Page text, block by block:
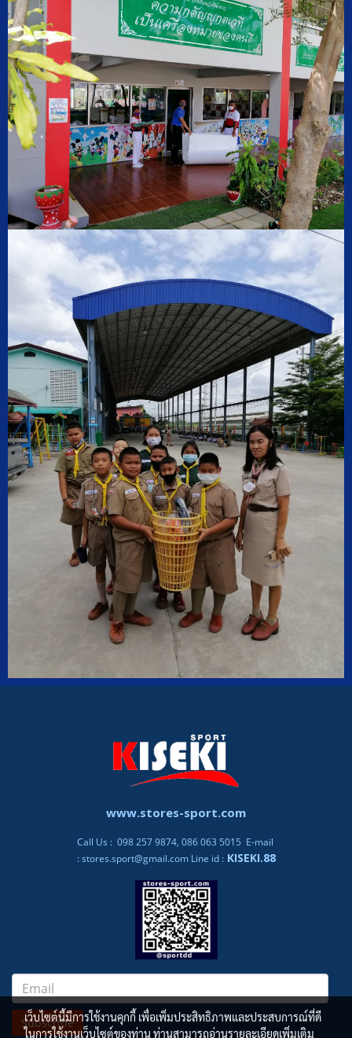
www.stores-sport.com
Call Us : 098 257 9874, 086 063 5015 E-mail
:stores.sport@gmail.com Line id :KISEKI.88
Subscribe
เว็บไซต์นี้มีการใช้งานคุกกี้ เพื่อเพิ่มประสิทธิภาพและประสบการณ์ที่ดี
ในการใช้งานเว็บไซต์ของท่าน ท่านสามารถอ่านรายละเอียดเพิ่มเติม